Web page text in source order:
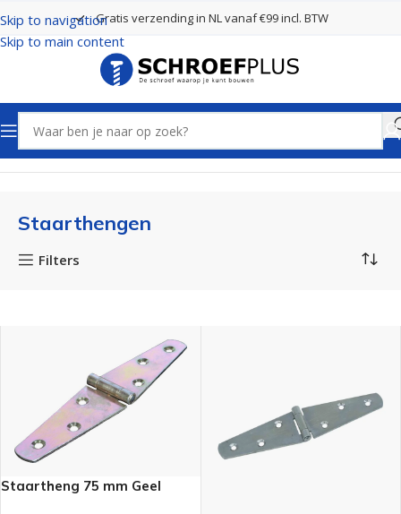
Skip to navigation
Skip to main content
Gratis verzending in NL vanaf €99 incl. BTW
Home Poort- en hekbeslag Hengen Staarthengen
Staarthengen
Filters
Staartheng 75 mm Geel